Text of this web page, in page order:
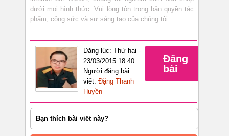
dưới mọi hình thức. Vui lòng tôn trọng bản quyền tác
phẩm, công sức và sự sáng tạo của chúng tôi.
Đăng lúc: Thứ hai -
23/03/2015 18:40
Người đăng bài
viết: Đặng Thanh
Huyền
Đăng
bài
Bạn thích bài viết này?